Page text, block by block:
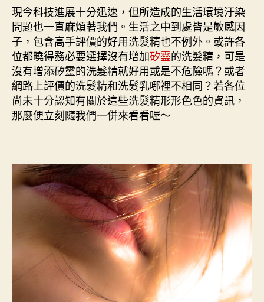
者
佈
日
期
現今科技進展十分迅速，但所造成的生活環境汙染
問題也一直麻煩著我們。生活之中到處皆是敏感因
子，包含高手評價的好用洗髮精也不例外。或許各
位都曉得務必要選擇沒有增加矽靈的洗髮精，可是
沒有增添矽靈的洗髮精就好用或是不危險嗎？或者
網路上評價的洗髮精和洗髮乳哪裡不相同？若各位
尚未十分認知有關於這些洗髮精形形色色的資訊，
那麼便立刻隨我們一併來看看喔～